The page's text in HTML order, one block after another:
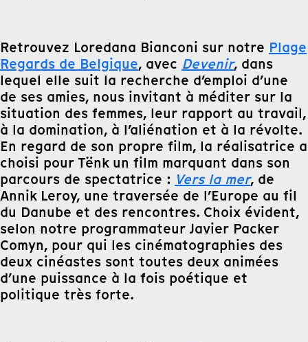
Retrouvez Loredana Bianconi sur notre Plage
Regards de Belgique, avec Devenir, dans
lequel elle suit la recherche d’emploi d’une
de ses amies, nous invitant à méditer sur la
situation des femmes, leur rapport au travail,
à la domination, à l’aliénation et à la révolte.
En regard de son propre film, la réalisatrice a
choisi pour Tënk un film marquant dans son
parcours de spectatrice : Vers la mer, de
Annik Leroy, une traversée de l’Europe au fil
du Danube et des rencontres. Choix évident,
selon notre programmateur Javier Packer
Comyn, pour qui les cinématographies des
deux cinéastes sont toutes deux animées
d’une puissance à la fois poétique et
politique très forte.